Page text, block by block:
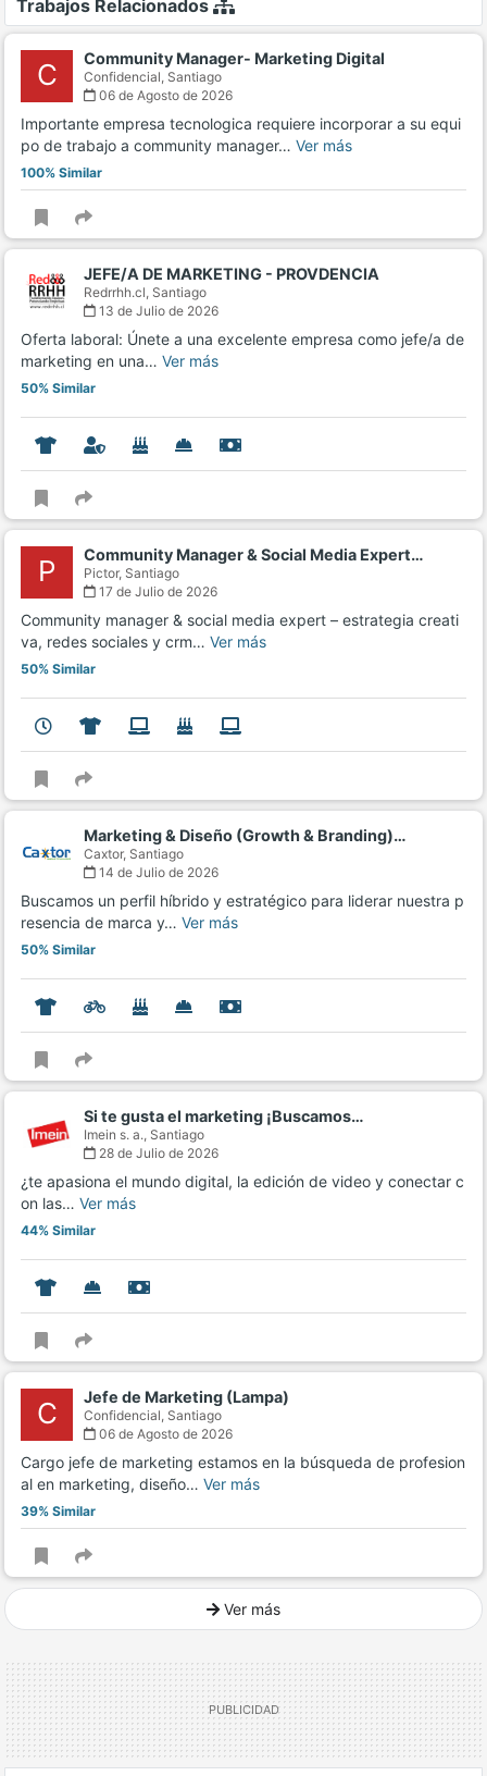
Trabajos Relacionados
C Community Manager- Marketing Digital
Confidencial, Santiago
06 de Agosto de 2026
Importante empresa tecnologica requiere incorporar a su equi
po de trabajo a community manager… Ver más
100% Similar
JEFE/A DE MARKETING - PROVDENCIA
Redrrhh.cl, Santiago
13 de Julio de 2026
Oferta laboral: Únete a una excelente empresa como jefe/a de
marketing en una… Ver más
50% Similar
P Community Manager & Social Media Expert…
Pictor, Santiago
17 de Julio de 2026
Community manager & social media expert – estrategia creati
va, redes sociales y crm… Ver más
50% Similar
Marketing & Diseño (Growth & Branding)…
Caxtor, Santiago
14 de Julio de 2026
Buscamos un perfil híbrido y estratégico para liderar nuestra p
resencia de marca y… Ver más
50% Similar
Si te gusta el marketing ¡Buscamos…
Imein s. a., Santiago
28 de Julio de 2026
¿te apasiona el mundo digital, la edición de video y conectar c
on las… Ver más
44% Similar
C Jefe de Marketing (Lampa)
Confidencial, Santiago
06 de Agosto de 2026
Cargo jefe de marketing estamos en la búsqueda de profesion
al en marketing, diseño… Ver más
39% Similar
Ver más